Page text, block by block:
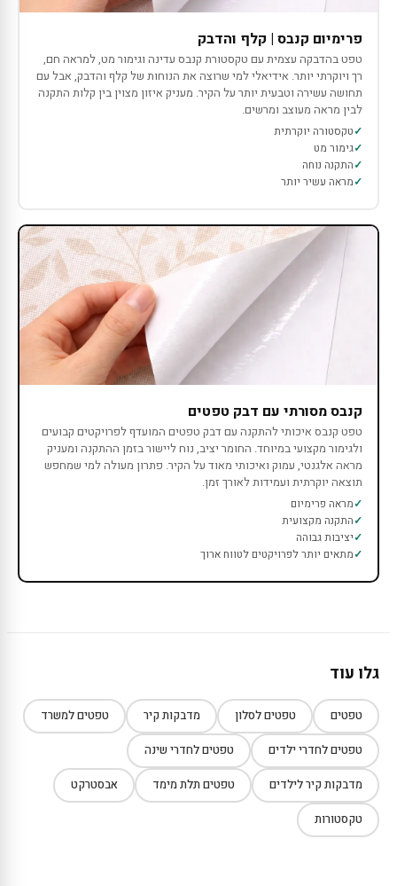
פרימיום קנבס | קלף והדבק
טפט בהדבקה עצמית עם טקסטורת קנבס עדינה וגימור מט, למראה חם,
רך ויוקרתי יותר. אידיאלי למי שרוצה את הנוחות של קלף והדבק, אבל עם
תחושה עשירה וטבעית יותר על הקיר. מעניק איזון מצוין בין קלות התקנה
לבין מראה מעוצב ומרשים.
טקסטורה יוקרתית
גימור מט
התקנה נוחה
מראה עשיר יותר
קנבס מסורתי עם דבק טפטים
טפט קנבס איכותי להתקנה עם דבק טפטים המועדף לפרויקטים קבועים
ולגימור מקצועי במיוחד. החומר יציב, נוח ליישור בזמן ההתקנה ומעניק
מראה אלגנטי, עמוק ואיכותי מאוד על הקיר. פתרון מעולה למי שמחפש
תוצאה יוקרתית ועמידות לאורך זמן.
מראה פרימיום
התקנה מקצועית
יציבות גבוהה
מתאים יותר לפרויקטים לטווח ארוך
גלו עוד
טפטים טפטים לסלון מדבקות קיר טפטים למשרד
טפטים לחדרי ילדים טפטים לחדרי שינה
מדבקות קיר לילדים טפטים תלת מימד אבסטרקט
טקסטורות